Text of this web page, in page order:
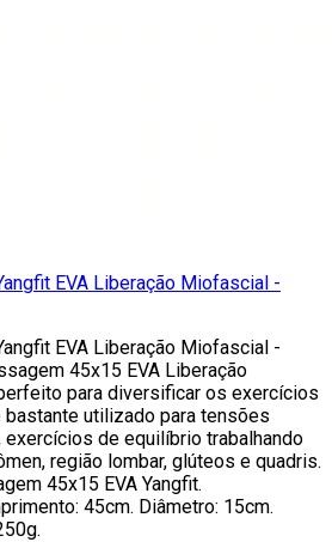
EVA Liberação Miofascial -
EVA Liberação Miofascial -
45x15 EVA Liberação
para diversificar os exercícios
utilizado para tensões
de equilíbrio trabalhando
região lombar, glúteos e quadris.
45x15 EVA Yangfit.
45cm. Diâmetro: 15cm.